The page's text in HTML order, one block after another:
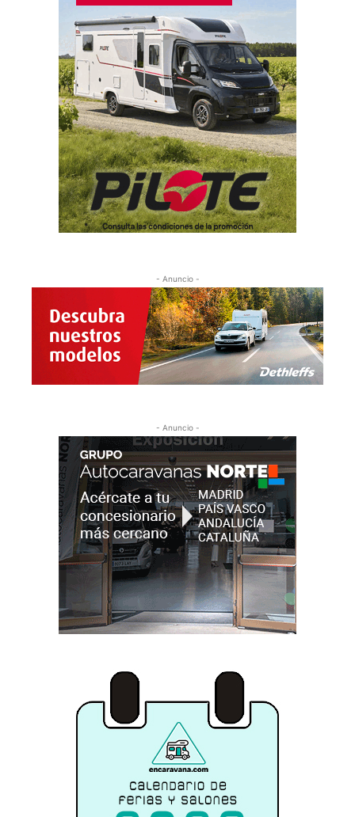
- Anuncio -
- Anuncio -